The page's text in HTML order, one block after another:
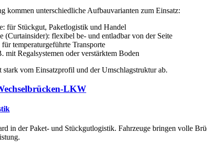
kommen unterschiedliche Aufbauvarianten zum Einsatz:
für Stückgut, Paketlogistik und Handel
(Curtainsider): flexibel be- und entladbar von der Seite
temperaturgeführte Transporte
mit Regalsystemen oder verstärktem Boden
stark vom Einsatzprofil und der Umschlagstruktur ab.
LKW
in der Paket- und Stückgutlogistik. Fahrzeuge bringen volle